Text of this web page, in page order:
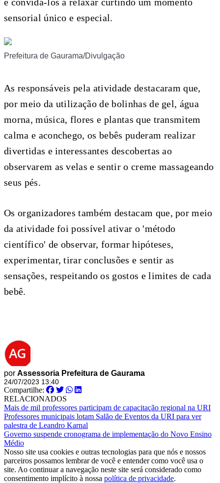
sensorial único e especial.
Prefeitura de Gaurama/Divulgação
As responsáveis pela atividade destacaram que,
por meio da utilização de bolinhas de gel, água
morna, música, flores e plantas que transmitem
calma e aconchego, os bebês puderam realizar
divertidas e interessantes descobertas ao
observarem as velas e sentir o creme massageando
seus pés.
Os organizadores também destacam que, por meio
da atividade foi possível ativar o 'método
científico' de observar, formar hipóteses,
experimentar, tirar conclusões e sentir as
sensações, respeitando os gostos e limites de cada
bebê.
por Assessoria Prefeitura de Gaurama
24/07/2023 13:40
Compartilhe:
RELACIONADOS
Mais de mil professores participam de capacitação regional na URI
Professores municipais lotam Salão de Eventos da URI para ver
palestra de Leandro Karnal
Governo suspende cronograma de implementação do Novo Ensino
Médio
Nosso site usa cookies e outras tecnologias para que nós e nossos
parceiros possamos lembrar de você e entender como você usa o
site. Ao continuar a navegação neste site será considerado como
consentimento implícito à nossa política de privacidade.